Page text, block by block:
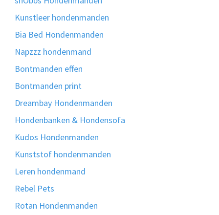
Kunstleer hondenmanden
Bia Bed Hondenmanden
Napzzz hondenmand
Bontmanden effen
Bontmanden print
Dreambay Hondenmanden
Hondenbanken & Hondensofa
Kudos Hondenmanden
Kunststof hondenmanden
Leren hondenmand
Rebel Pets
Rotan Hondenmanden